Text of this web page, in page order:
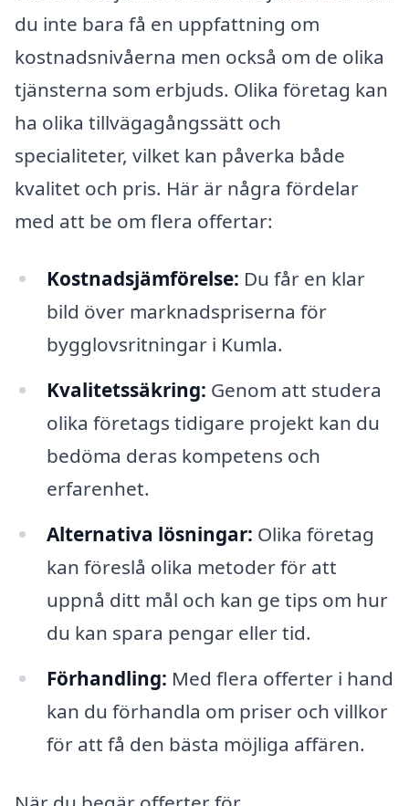
du inte bara få en uppfattning om
kostnadsnivåerna men också om de olika
tjänsterna som erbjuds. Olika företag kan
ha olika tillvägagångssätt och
specialiteter, vilket kan påverka både
kvalitet och pris. Här är några fördelar
med att be om flera offertar:
Kostnadsjämförelse: Du får en klar
bild över marknadspriserna för
bygglovsritningar i Kumla.
Kvalitetssäkring: Genom att studera
olika företags tidigare projekt kan du
bedöma deras kompetens och
erfarenhet.
Alternativa lösningar: Olika företag
kan föreslå olika metoder för att
uppnå ditt mål och kan ge tips om hur
du kan spara pengar eller tid.
Förhandling: Med flera offerter i hand
kan du förhandla om priser och villkor
för att få den bästa möjliga affären.